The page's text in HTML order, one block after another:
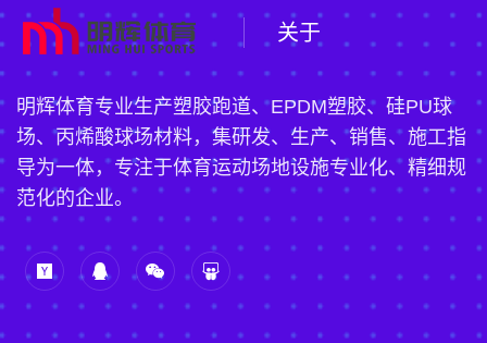
关于
明辉体育专业生产塑胶跑道、EPDM塑胶、硅PU球
场、丙烯酸球场材料，集研发、生产、销售、施工指
导为一体，专注于体育运动场地设施专业化、精细规
范化的企业。